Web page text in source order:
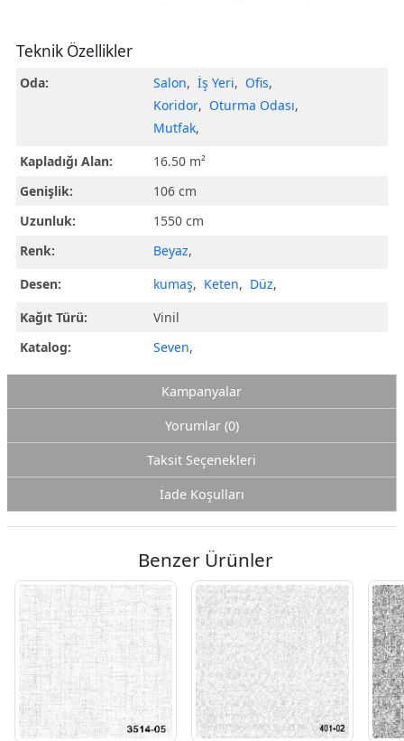
Teknik Özellikler
Oda: Salon, İş Yeri, Ofis,
Koridor, Oturma Odası,
Mutfak,
Kapladığı Alan:
16.50 m²
Genişlik:
106 cm
Uzunluk:
1550 cm
Renk:
Beyaz,
Desen:
kumaş, Keten, Düz,
Kağıt Türü:
Vinil
Katalog:
Seven,
Kampanyalar
Yorumlar (0)
Taksit Seçenekleri
İade Koşulları
Benzer Ürünler